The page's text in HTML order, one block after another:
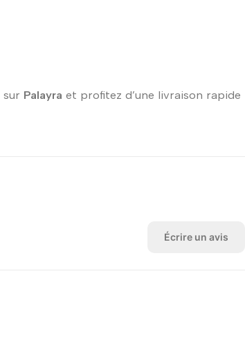
sur Palayra et profitez d’une livraison rapide
Écrire un avis